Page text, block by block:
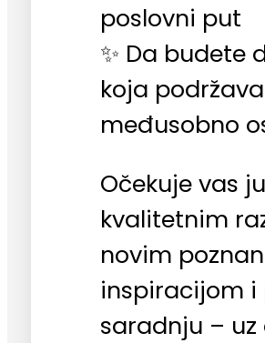
poslovni put
✨ Da budete
koja
međusobno
Očekuje vas
kvalitetnim
novim
inspiracijom i
saradnju –